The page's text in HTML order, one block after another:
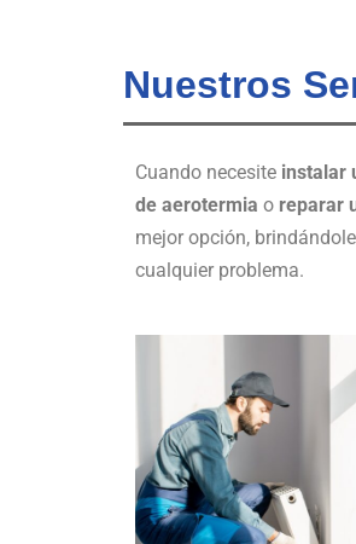
Nuestros
Cuando necesite instalar
de aerotermia o reparar
mejor opción,
cualquier problema.